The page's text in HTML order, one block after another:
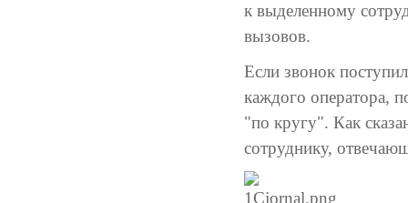
к выделенному
вызовов.
Если звонок
каждого оператора,
"по кругу". Как
сотруднику,